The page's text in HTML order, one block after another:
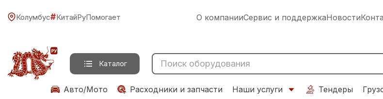
Колумбус#КитайРуПомогает О компанииСервис и поддержкаНовости
Каталог
Авто/Мото Расходники и запчасти Наши услуги Тендеры